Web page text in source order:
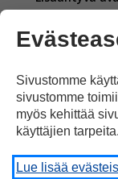
koetaan usein
Sivustomme
sivustomme
myös kehittää
käyttäjien tarpeita.
Lue lisää